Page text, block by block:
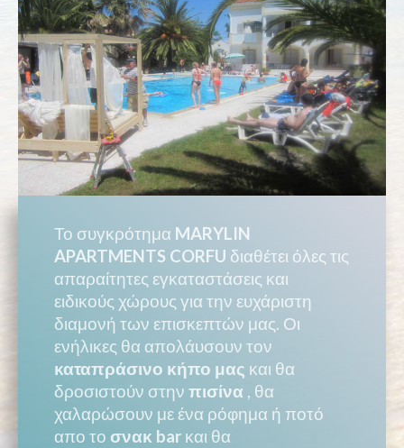
Το συγκρότημα MARYLIN
APARTMENTS CORFU διαθέτει όλες τις
απαραίτητες εγκαταστάσεις και
ειδικούς χώρους για την ευχάριστη
διαμονή των επισκεπτών μας. Οι
ενήλικες θα απολάυσουν τον
καταπράσινο κήπο μας και θα
δροσιστούν στην πισίνα , θα
χαλαρώσουν με ένα ρόφημα ή ποτό
απο το σνακ bar και θα